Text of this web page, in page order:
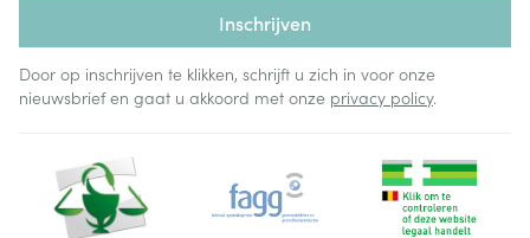
Inschrijven
Door op inschrijven te klikken, schrijft u zich in voor onze
nieuwsbrief en gaat u akkoord met onze privacy policy.